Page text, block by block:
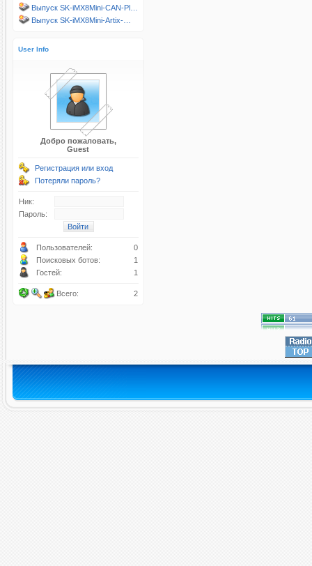
Выпуск SK-iMX8Mini-CAN-Pl…
Выпуск SK-iMX8Mini-Artix-…
User Info
Добро пожаловать,
Guest
Регистрация или вход
Потеряли пароль?
Ник:
Пароль:
Пользователей:
0
Поисковых ботов:
1
Гостей:
1
Всего: 2